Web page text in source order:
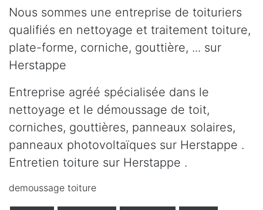
Nous sommes une entreprise de toituriers
qualifiés en nettoyage et traitement toiture,
plate-forme, corniche, gouttière, ... sur
Herstappe
Entreprise agréé spécialisée dans le
nettoyage et le démoussage de toit,
corniches, gouttières, panneaux solaires,
panneaux photovoltaïques sur Herstappe .
Entretien toiture sur Herstappe .
demoussage toiture